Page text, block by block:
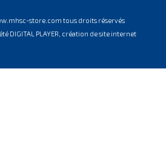
store.com tous droits réservés
DIGITAL PLAYER, création de site internet